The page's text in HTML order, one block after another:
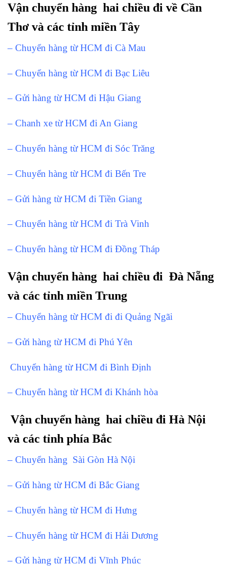
Vận chuyển hàng hai chiều đi về Cần
Thơ và các tỉnh miền Tây
– Chuyển hàng từ HCM đi Cà Mau
– Chuyển hàng từ HCM đi Bạc Liêu
– Gửi hàng từ HCM đi Hậu Giang
– Chanh xe từ HCM đi An Giang
– Chuyển hàng từ HCM đi Sóc Trăng
– Chuyển hàng từ HCM đi Bến Tre
– Gửi hàng từ HCM đi Tiền Giang
– Chuyển hàng từ HCM đi Trà Vinh
– Chuyển hàng từ HCM đi Đồng Tháp
Vận chuyển hàng hai chiều đi Đà Nẵng
và các tỉnh miền Trung
– Chuyển hàng từ HCM đi đi Quảng Ngãi
– Gửi hàng từ HCM đi Phú Yên
Chuyển hàng từ HCM đi Bình Định
– Chuyển hàng từ HCM đi Khánh hòa
Vận chuyển hàng hai chiều đi Hà Nội
và các tỉnh phía Bắc
– Chuyển hàng Sài Gòn Hà Nội
– Gửi hàng từ HCM đi Bắc Giang
– Chuyển hàng từ HCM đi Hưng
– Chuyển hàng từ HCM đi Hải Dương
– Gửi hàng từ HCM đi Vĩnh Phúc